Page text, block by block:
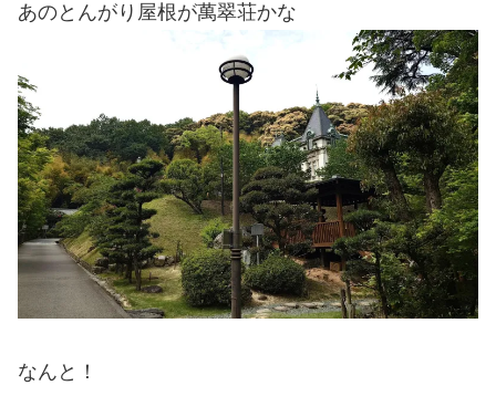
あのとんがり屋根が萬翠荘かな
なんと！